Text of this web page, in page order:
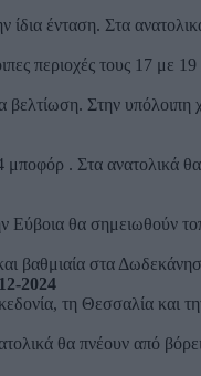
ένταση. Στα
περιοχές τους 17 με
Στην
. Στα ανατολικά
θα σημειωθούν
βαθμιαία στα
2024
τη Θεσσαλία και
θα πνέουν από